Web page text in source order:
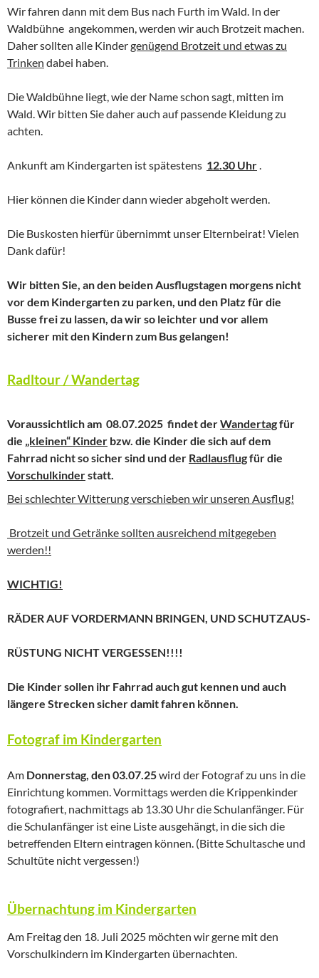
Wir fahren dann mit dem Bus nach Furth im Wald. In der
Waldbühne angekommen, werden wir auch Brotzeit machen.
Daher sollten alle Kindergenügend Brotzeit und etwas zu
Trinken dabei haben.
Die Waldbühne liegt, wie der Name schon sagt, mitten im
Wald. Wir bitten Sie daher auch auf passende Kleidung zu
achten.
Ankunft am Kindergarten ist spätestens 12.30 Uhr.
Hier können die Kinder dann wieder abgeholt werden.
Die Buskosten hierfür übernimmt unser Elternbeirat! Vielen
Dank dafür!
Wir bitten Sie, an den beiden Ausflugstagen morgens nicht
vor dem Kindergarten zu parken, und den Platz für die
Busse frei zu lassen, da wir so leichter und vor allem
sicherer mit den Kindern zum Bus gelangen!
Radltour / Wandertag
Voraussichtlich am 08.07.2025 findet derWandertagfür
die „kleinen“ Kinder bzw. die Kinder die sich auf dem
Fahrrad nicht so sicher sind und der Radlausflugfür die
Vorschulkinderstatt.
Bei schlechter Witterung verschieben wir unseren Ausflug!
Brotzeit und Getränke sollten ausreichend mitgegeben
werden!!
WICHTIG!
RÄDER AUF VORDERMANN BRINGEN, UND SCHUTZAUS-
RÜSTUNG NICHT VERGESSEN!!!!
Die Kinder sollen ihr Fahrrad auch gut kennen und auch
längere Strecken sicher damit fahren können.
Fotograf im Kindergarten
Am Donnerstag, den 03.07.25wird der Fotograf zu uns in die
Einrichtung kommen. Vormittags werden die Krippenkinder
fotografiert, nachmittags ab 13.30 Uhr die Schulanfänger. Für
die Schulanfänger ist eine Liste ausgehängt, in die sich die
betreffenden Eltern eintragen können. (Bitte Schultasche und
Schultüte nicht vergessen!)
Übernachtung im Kindergarten
Am Freitag den 18. Juli 2025 möchten wir gerne mit den
Vorschulkindern im Kindergarten übernachten.